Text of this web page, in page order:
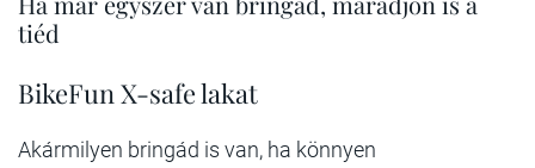
tiéd
BikeFun X-safe lakat
Akármilyen bringád is van, ha könnyen